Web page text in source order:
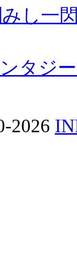
し一
タジ
2026